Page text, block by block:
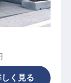
度あり）
く見る